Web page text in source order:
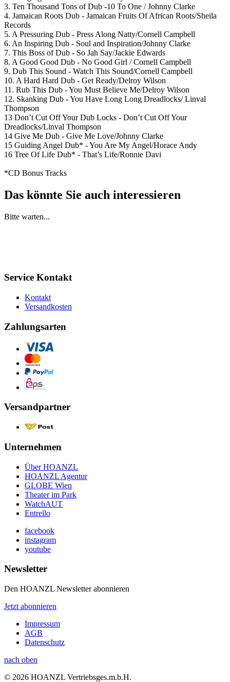
3. Ten Thousand Tons of Dub -10 To One / Johnny Clarke
4. Jamaican Roots Dub - Jamaican Fruits Of African Roots/Sheila
Records
5. A Pressuring Dub - Press Along Natty/Cornell Campbell
6. An Inspiring Dub - Soul and Inspiration/Johnny Clarke
7. This Boss of Dub - So Jah Say/Jackie Edwards
8. A Good Good Dub - No Good Girl / Cornell Campbell
9. Dub This Sound - Watch This Sound/Cornell Campbell
10. A Hard Hard Dub - Get Ready/Delroy Wilson
11. Rub This Dub - You Must Believe Me/Delroy Wilson
12. Skanking Dub - You Have Long Long Dreadlocks/ Linval
Thompson
13 Don’t Cut Off Your Dub Locks - Don’t Cut Off Your
Dreadlocks/Linval Thompson
14 Give Me Dub - Give Me Love/Johnny Clarke
15 Guiding Angel Dub* - You Are My Angel/Horace Andy
16 Tree Of Life Dub* - That’s Life/Ronnie Davi
*CD Bonus Tracks
Das könnte Sie auch interessieren
Bitte warten...
Service Kontakt
Kontakt
Versandkosten
Zahlungsarten
Versandpartner
Unternehmen
Über HOANZL
HOANZL Agentur
GLOBE Wien
Theater im Park
WatchAUT
Entrello
facebook
instagram
youtube
Newsletter
Den HOANZL Newsletter abonnieren
Jetzt abonnieren
Impressum
AGB
Datenschutz
nach oben
© 2026 HOANZL Vertriebsges.m.b.H.